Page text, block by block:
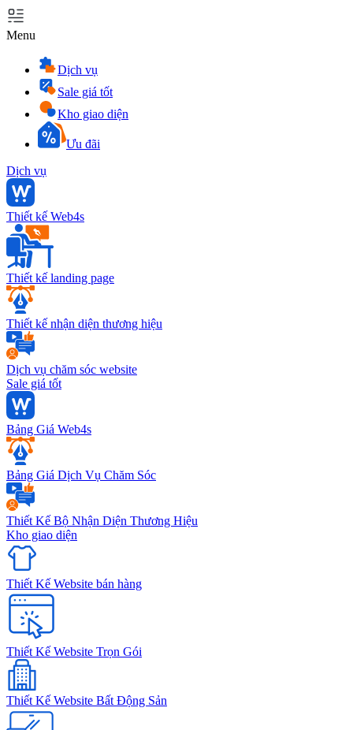
Menu
Dịch vụ
Sale giá tốt
Kho giao diện
Ưu đãi
Dịch vụ
Thiết kế Web4s
Thiết kế landing page
Thiết kế nhận diện thương hiệu
Dịch vụ chăm sóc website
Sale giá tốt
Bảng Giá Web4s
Bảng Giá Dịch Vụ Chăm Sóc
Thiết Kế Bộ Nhận Diện Thương Hiệu
Kho giao diện
Thiết Kế Website bán hàng
Thiết Kế Website Trọn Gói
Thiết Kế Website Bất Động Sản